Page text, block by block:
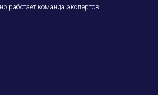
работает команда экспертов.